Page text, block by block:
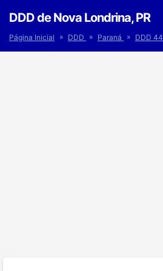
DDD de Nova Londrina, PR
Página Inicial » DDD » Paraná » DDD 44